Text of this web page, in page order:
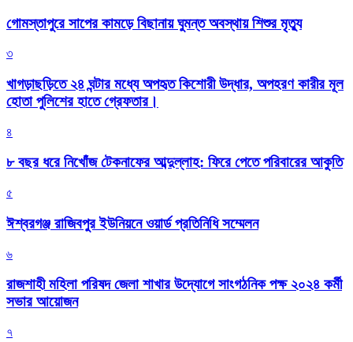
গোমস্তাপুরে সাপের কামড়ে বিছানায় ঘুমন্ত অবস্থায় শিশুর মৃত্যু
৩
খাগড়াছড়িতে ২৪ ঘন্টার মধ্যে অপহৃত কিশোরী উদ্ধার, অপহরণ কারীর মূল
হোতা পুলিশের হাতে গ্রেফতার।
৪
৮ বছর ধরে নিখোঁজ টেকনাফের আব্দুল্লাহ: ফিরে পেতে পরিবারের আকুতি
৫
ঈশ্বরগঞ্জ রাজিবপুর ইউনিয়নে ওয়ার্ড প্রতিনিধি সম্মেলন
৬
রাজশাহী মহিলা পরিষদ জেলা শাখার উদ্যোগে সাংগঠনিক পক্ষ ২০২৪ কর্মী
সভার আয়োজন
৭